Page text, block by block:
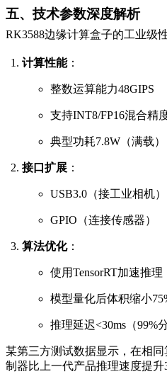
五、技术参数深度解析
RK3588边缘计算盒子的工业级
计算性能：
整数运算能力48GIPS
支持INT8/FP16混合精
典型功耗7.8W（满载）
接口扩展 ：
USB3.0（接工业相机）
GPIO（连接传感器）
算法优化：
使用TensorRT加速推理
模型量化后体积缩小
推理延迟<30ms（99%
某第三方测试数据显示，在相
制器比上一代产品推理速度提升